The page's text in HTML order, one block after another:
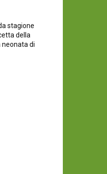
stagione
della
neonata di